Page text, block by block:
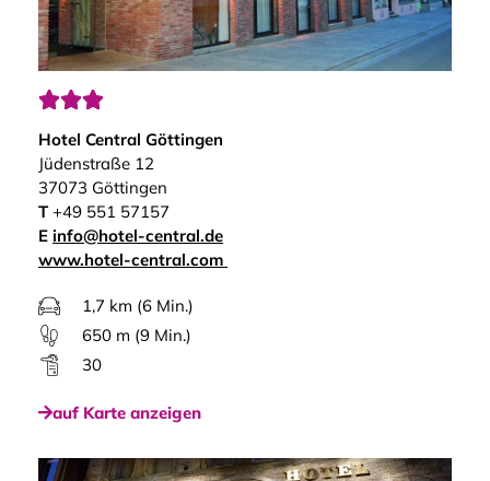

Hotel Central Göttingen
Jüdenstraße 12
37073 Göttingen
T+49 551 57157
E info@hotel-central.de
www.hotel-central.com
1,7 km (6 Min.)
650 m (9 Min.)
30
auf Karte anzeigen